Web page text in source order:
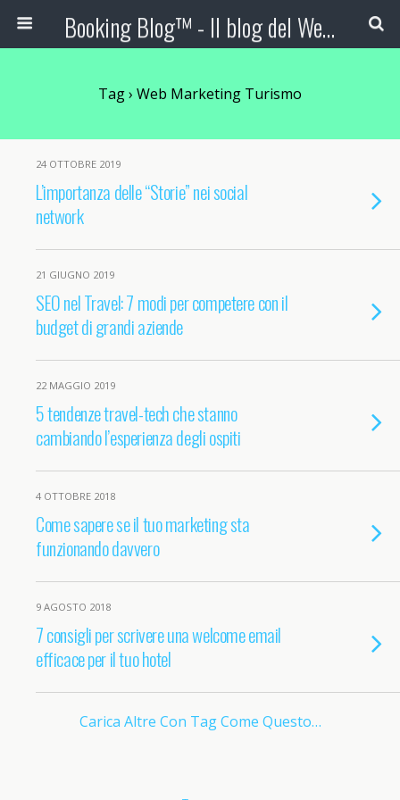
Booking Blog™ - Il blog del Web Marketing Turistico
Tag › Web Marketing Turismo
24 OTTOBRE 2019
L’importanza delle “Storie” nei social
network
21 GIUGNO 2019
SEO nel Travel: 7 modi per competere con il
budget di grandi aziende
22 MAGGIO 2019
5 tendenze travel-tech che stanno
cambiando l’esperienza degli ospiti
4 OTTOBRE 2018
Come sapere se il tuo marketing sta
funzionando davvero
9 AGOSTO 2018
7 consigli per scrivere una welcome email
efficace per il tuo hotel
Carica Altre Con Tag Come Questo…